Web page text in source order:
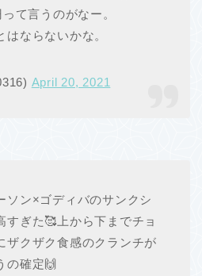
て言うのがなー。
はならないかな。
April 20, 2021
ソン×ゴディバのサンクシ
すぎた🥰上から下までチョ
ザクザク食感のクランチが
の確定🙌